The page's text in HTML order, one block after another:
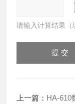
请输入计算结果（
上一篇： HA-610